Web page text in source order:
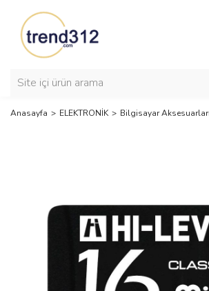
Anasayfa ELEKTRONİK Bilgisayar Aksesuarları